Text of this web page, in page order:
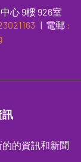
心 9樓 926室
| 電郵 :
的資訊和新聞